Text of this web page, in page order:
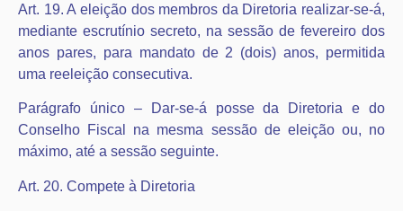
Art. 19. A eleição dos membros da Diretoria realizar-se-á,
mediante escrutínio secreto, na sessão de fevereiro dos
anos pares, para mandato de 2 (dois) anos, permitida
uma reeleição consecutiva.
Parágrafo único – Dar-se-á posse da Diretoria e do
Conselho Fiscal na mesma sessão de eleição ou, no
máximo, até a sessão seguinte.
Art. 20. Compete à Diretoria